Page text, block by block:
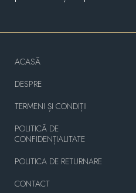
ACASĂ
DESPRE
TERMENI ȘI CONDIȚII
POLITICĂ DE
CONFIDENȚIALITATE
POLITICA DE RETURNARE
CONTACT